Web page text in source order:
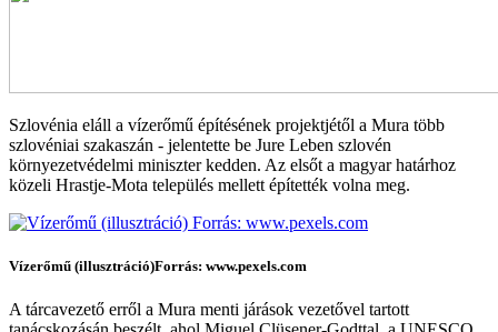
Szlovénia eláll a vízerőmű építésének projektjétől a Mura több
szlovéniai szakaszán - jelentette be Jure Leben szlovén
környezetvédelmi miniszter kedden. Az elsőt a magyar határhoz
közeli Hrastje-Mota település mellett építették volna meg.
Vízerőmű (illusztráció)Forrás: www.pexels.com
A tárcavezető erről a Mura menti járások vezetővel tartott